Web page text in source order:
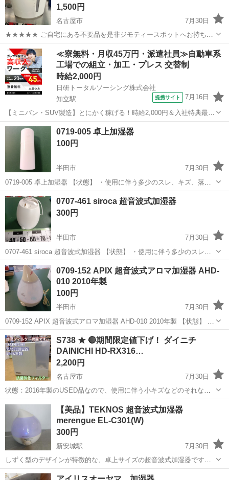
1,500円
名古屋市
7月30日
★★★★★ ご自宅にある不要品を是非ジモティースポットへお持ち込
みしませんか？ 家電、趣味・スポーツ・レジャー用品、こども用品、
衣料服飾品、生活雑貨、家具、本、CD・DVDなどが無料でまとめて持
ち込めます！ ※詳細はこ...
愛知 名古屋市 季節、空調家電 現地
≪寮無料・月収45万円・派遣社員≫自動車系
工場での組立・加工・プレス 交替制
時給2,000円
日研トータルソーシング株式会社
知立駅
提携サイト 7月16日
【ミニバン・SUV製造】とにかく稼げる！時給2,000円＆入社特典最大
20万円支給！／寮費無料＆生活備品付き／土日休み／未経験OK＆研修
あり◎ ミニバン・SUV製造 トヨタ車体各工場でのミニバン・SUV新
車製造に関わる諸作...
愛知 刈谷市 その他
0719-005 卓上加湿器
100円
半田市
7月30日
0719-005 卓上加湿器 【状態】 ・使用に伴う多少のスレ、キズ、落と
しきれない汚れなどございます ・詳細は現地でご確認ください ・お値
引きは出来かねますのでご了承願います ※中古品のため、状態につい
て...
愛知 半田市 現地
0707-461 siroca 超音波式加湿器
300円
半田市
7月30日
0707-461 siroca 超音波式加湿器 【状態】 ・使用に伴う多少のスレ、
キズ、落としきれない汚れなどございます ・詳細は現地でご確認くだ
さい ・お値引きは出来かねますのでご了承願います ※中古品の...
愛知 半田市 季節、空調家電 現地
0709-152 APIX 超音波式アロマ加湿器 AHD-
010 2010年製
100円
半田市
7月30日
0709-152 APIX 超音波式アロマ加湿器 AHD-010 2010年製 【状態】 ・
致命的なダメージなどはなく、まだまだ使える商品です ・詳細は現地
でご確認ください ・お値引きは出来かねますのでご了承...
愛知 半田市 季節、空調家電 現地
S738 ★ 🔴期間限定値下げ！ ダイニチ
DAINICHI HD-RX316…
2,200円
名古屋市
7月30日
状態：2016年製のUSED品なので、使用に伴う小キズなどのそれなり
の使用感は有ります。 ※加湿フィルター綺麗です。（写真参照） 動作
確認、クリーニング済。 保証：6ヶ月 メーカー ： ダイニ...
愛知 名古屋市 季節、空調家電 DAINICHI
【美品】TEKNOS 超音波式加湿器
merengue EL-C301(W)
300円
新安城駅
7月30日
しずく型のデザインが特徴的な、卓上サイズの超音波式加湿器です。
ダイヤル操作で加湿量の調整が可能です。 - メーカー: TEKNOS - 型
愛知 安城市 新安城駅 季節、空調家電